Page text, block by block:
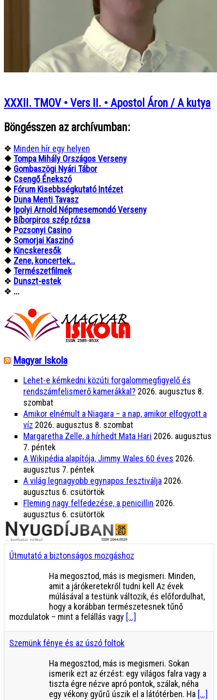
XXXII. TMOV • Vers II. • Apostol Áron / A kutya
Böngésszen az archívumban:
❖ Minden hír egy helyen
❖Tompa Mihály Országos Verseny
❖ Gombaszögi Nyári Tábor
❖ Csengő Énekszó
❖ Fórum Kisebbségkutató Intézet
❖ Duna Menti Tavasz
❖ Ipolyi Arnold Népmesemondó Verseny
❖ Bíborpiros szép rózsa
❖ Pozsonyi Casino
❖ Somorjai Kaszinó
❖ Kincskeresők
❖ Zene, koncertek…
❖Természetfilmek
❖ Dunszt-estek
❖ ...
Magyar Iskola
Lehet-e kémkedni közúti forgalommegfigyelő és
rendszámfelismerő kamerákkal? 2026. augusztus 8.
szombat
Amikor elnémult a Niagara – a nap, amikor elfogyott a
víz 2026. augusztus 8. szombat
Margaretha Zelle, a hírhedt Mata Hari 2026. augusztus
7. péntek
A Wikipédia alapítója, Jimmy Wales 60 éves 2026.
augusztus 7. péntek
A világ legnagyobb egynapos fesztiválja 2026.
augusztus 6. csütörtök
Fleming nagy felfedezése, a penicillin 2026.
augusztus 6. csütörtök
Útmutató a biztonságos mozgáshoz
Ha megosztod, más is megismeri. Minden,
amit a járókeretekről tudni kell Az évek
múlásával a testünk változik, és előfordulhat,
hogy a korábban természetesnek tűnő
mozdulatok – mint a felállás vagy [...]
Szemünk fénye és az úszó foltok
Ha megosztod, más is megismeri. Sokan
ismerik ezt az érzést: egy világos falra vagy a
tiszta égre nézve apró pontok, szálak, néha
egy vékony gyűrű úszik el a látótérben. Ha [...]